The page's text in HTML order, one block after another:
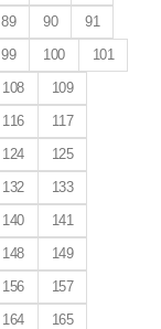
89 90
91
99 100
101
108
109
116
117
124
125
132
133
140
141
148
149
156
157
164
165